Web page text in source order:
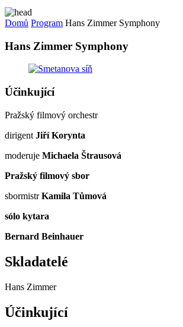
Domů Program Hans Zimmer Symphony
Hans Zimmer Symphony
Účinkující
Pražský filmový orchestr
dirigent Jiří Korynta
moderuje Michaela Štrausová
Pražský filmový sbor
sbormistrKamila Tůmová
sólo kytara
Bernard Beinhauer
Skladatelé
Hans Zimmer
Účinkující